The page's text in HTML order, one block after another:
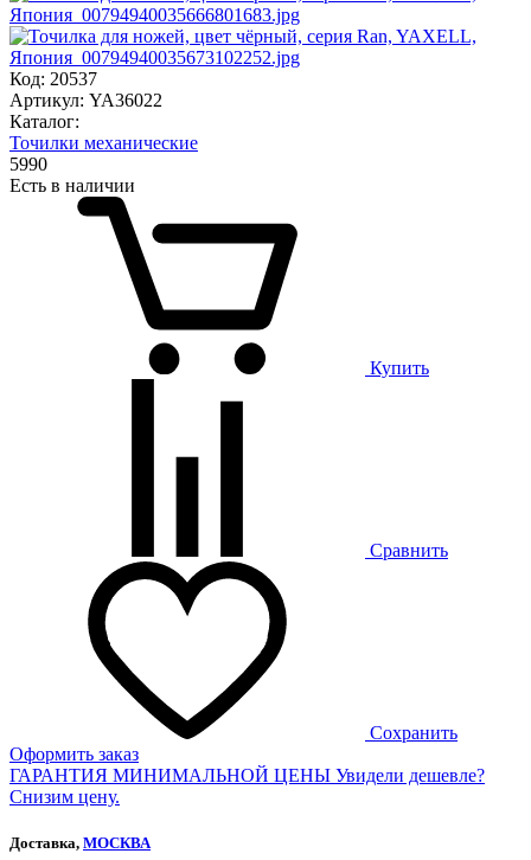
Код: 20537
Артикул: YA36022
Каталог:
Точилки механические
5990
Есть в наличии
Купить
Сравнить
Сохранить
Оформить заказ
ГАРАНТИЯ МИНИМАЛЬНОЙ ЦЕНЫ Увидели дешевле?
Снизим цену.
Доставка, МОСКВА